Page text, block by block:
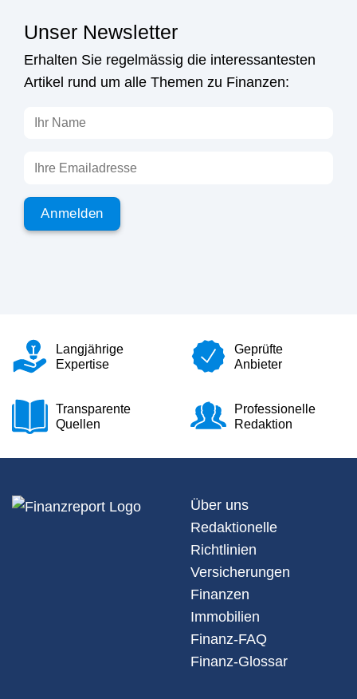
Unser Newsletter
Erhalten Sie regelmässig die interessantesten
Artikel rund um alle Themen zu Finanzen:
Langjährige
Expertise
Geprüfte
Anbieter
Transparente
Quellen
Professionelle
Redaktion
Über uns
Redaktionelle
Richtlinien
Versicherungen
Finanzen
Immobilien
Finanz-FAQ
Finanz-Glossar